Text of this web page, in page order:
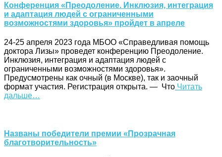
Конференция «Преодоление. Инклюзия, интеграция
и адаптация людей с ограниченными
возможностями здоровья» пройдет в апреле
24-25 апреля 2023 года МБОО «Справедливая помощь
доктора Лизы» проведет конференцию Преодоление.
Инклюзия, интеграция и адаптация людей с
ограниченными возможностями здоровья».
Предусмотрены как очный (в Москве), так и заочный
формат участия. Регистрация открыта. — Что Читать
дальше…
Названы победители премии «Прозрачная
благотворительность»